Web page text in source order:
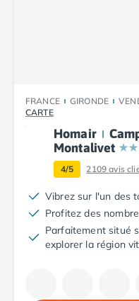
Camping Limousin
Camping Corrèze
Camping Lorraine
Camping Vosges
Camping Midi-
Camping Millau
Camping Nant
Camping Saint-
Camping Gers
FRANCE GIRONDE
CARTE
Homair
Montalivet
4/5 2109avis
Vibrez sur l'un des
Profitez des
Parfaitement situé
explorer la région